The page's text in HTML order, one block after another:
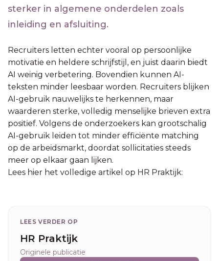
sterker in algemene onderdelen zoals
inleiding en afsluiting.
Recruiters letten echter vooral op persoonlijke
motivatie en heldere schrijfstijl, en juist daarin biedt
AI weinig verbetering. Bovendien kunnen AI-
teksten minder leesbaar worden. Recruiters blijken
AI-gebruik nauwelijks te herkennen, maar
waarderen sterke, volledig menselijke brieven extra
positief. Volgens de onderzoekers kan grootschalig
AI-gebruik leiden tot minder efficiënte matching
op de arbeidsmarkt, doordat sollicitaties steeds
meer op elkaar gaan lijken.
Lees hier het volledige artikel op HR Praktijk:
LEES VERDER OP
HR Praktijk
Originele publicatie